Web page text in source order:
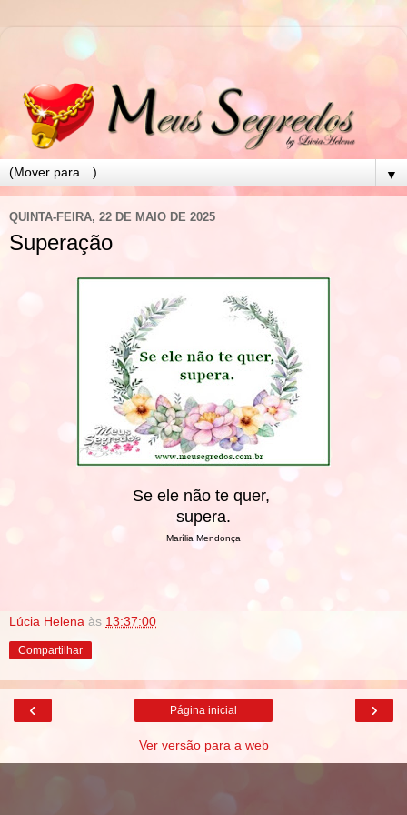
▼
QUINTA-FEIRA, 22 DE MAIO DE 2025
Superação
Se ele não te quer,
supera.
Marília Mendonça
Lúcia Helena às 13:37:00
Compartilhar
‹ ›
Página inicial
Ver versão para a web